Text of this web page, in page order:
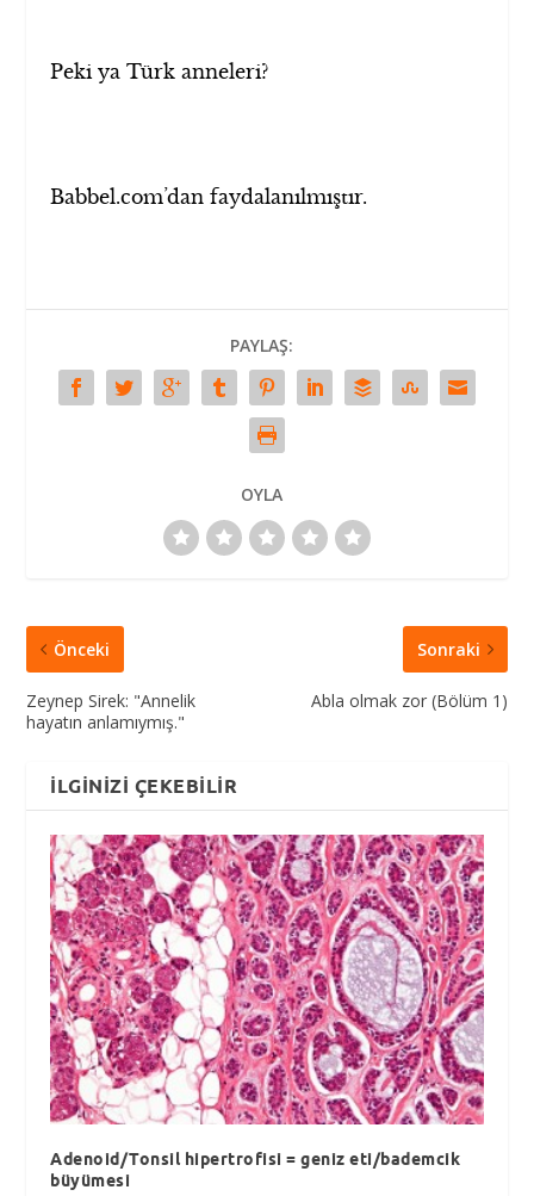
Peki ya Türk anneleri?
Babbel.com’dan faydalanılmıştır.
PAYLAŞ:
OYLA
Önceki
Zeynep Sirek: "Annelik
hayatın anlamıymış."
Sonraki
Abla olmak zor (Bölüm 1)
İLGINIZI ÇEKEBILIR
Adenoid/Tonsil hipertrofisi = geniz eti/bademcik
büyümesi